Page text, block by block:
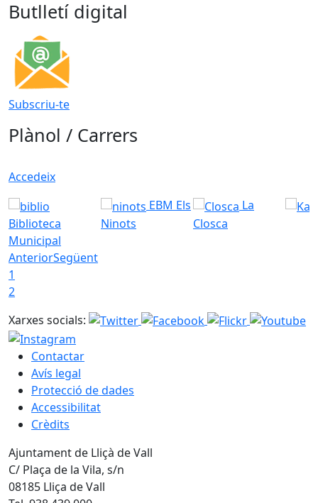
Butlletí digital
Subscriu-te
Plànol / Carrers
Accedeix
Biblioteca
Municipal
EBM Els
Ninots
La
Closca
AnteriorSegüent
1
2
Xarxes socials:
Contactar
Avís legal
Protecció de dades
Accessibilitat
Crèdits
Ajuntament de Lliçà de Vall
C/ Plaça de la Vila, s/n
08185 Lliça de Vall